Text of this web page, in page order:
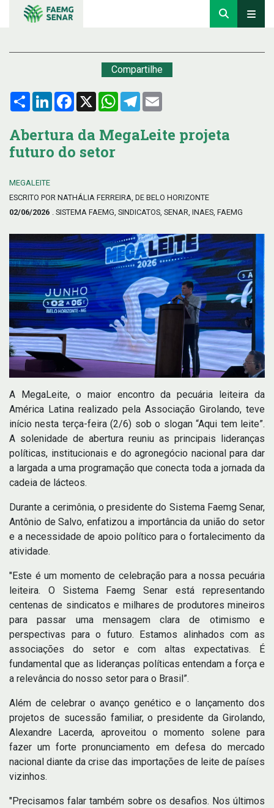
Compartilhe
Compartilhar
LinkedInFacebook
X WhatsApp
Telegram
Abertura da MegaLeite projeta
futuro do setor
MEGALEITE
ESCRITO POR NATHÁLIA FERREIRA, DE BELO HORIZONTE
02/06/2026 . SISTEMA FAEMG, SINDICATOS, SENAR, INAES, FAEMG
A MegaLeite, o maior encontro da pecuária leiteira da
América Latina realizado pela Associação Girolando, teve
início nesta terça-feira (2/6) sob o slogan “Aqui tem leite”.
A solenidade de abertura reuniu as principais lideranças
políticas, institucionais e do agronegócio nacional para dar
a largada a uma programação que conecta toda a jornada da
cadeia de lácteos.
Durante a cerimônia, o presidente do Sistema Faemg Senar,
Antônio de Salvo, enfatizou a importância da união do setor
e a necessidade de apoio político para o fortalecimento da
atividade.
"Este é um momento de celebração para a nossa pecuária
leiteira. O Sistema Faemg Senar está representando
centenas de sindicatos e milhares de produtores mineiros
para passar uma mensagem clara de otimismo e
perspectivas para o futuro. Estamos alinhados com as
associações do setor e com altas expectativas. É
fundamental que as lideranças políticas entendam a força e
a relevância do nosso setor para o Brasil”.
Além de celebrar o avanço genético e o lançamento dos
projetos de sucessão familiar, o presidente da Girolando,
Alexandre Lacerda, aproveitou o momento solene para
fazer um forte pronunciamento em defesa do mercado
nacional diante da crise das importações de leite de países
vizinhos.
"Precisamos falar também sobre os desafios. Nos últimos